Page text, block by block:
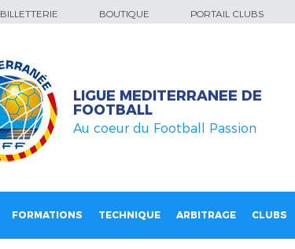
BILLETTERIE BOUTIQUE PORTAIL CLUBS
LIGUE MEDITERRANEE DE
FOOTBALL
Au coeur du Football Passion
FORMATIONS TECHNIQUE ARBITRAGE CLUBS